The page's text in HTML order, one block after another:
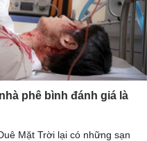
phê bình đánh giá là
Mặt Trời lại có những sạn